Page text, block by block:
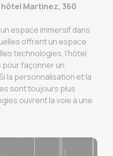
Martinez, 360
espace immersif dans
offrent un espace
technologies, l’hôtel
pour façonner un
la personnalisation et la
sont toujours plus
ouvrent la voie à une